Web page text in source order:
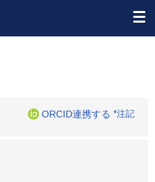
ORCID連携する *注記